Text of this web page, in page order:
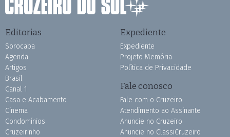
Editorias
Sorocaba
Agenda
Artigos
Brasil
Canal 1
Casa e Acabamento
Cinema
Condomínios
Cruzeirinho
Expediente
Expediente
Projeto Memória
Política de Privacidade
Fale conosco
Fale com o Cruzeiro
Atendimento ao Assinante
Anuncie no Cruzeiro
Anuncie no ClassiCruzeiro